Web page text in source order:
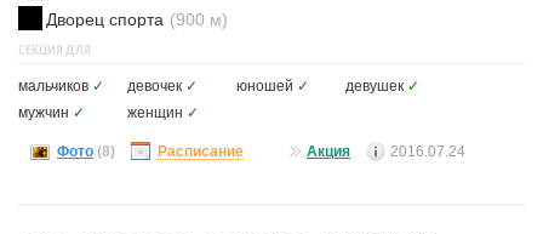
Дворец спорта (900 м)
СЕКЦИЯ ДЛЯ
мальчиков ✓ девочек ✓ юношей ✓ девушек ✓
мужчин ✓ женщин ✓
Фото (8) Расписание Акция 2016.07.24